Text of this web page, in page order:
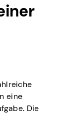
eine
Die